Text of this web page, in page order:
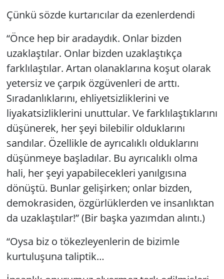
Çünkü sözde kurtarıcılar da ezenlerdendi
“Önce hep bir aradaydık. Onlar bizden
uzaklaştılar. Onlar bizden uzaklaştıkça
farklılaştılar. Artan olanaklarına koşut olarak
yetersiz ve çarpık özgüvenleri de arttı.
Sıradanlıklarını, ehliyetsizliklerini ve
liyakatsizliklerini unuttular. Ve farklılaştıklarını
düşünerek, her şeyi bilebilir olduklarını
sandılar. Özellikle de ayrıcalıklı olduklarını
düşünmeye başladılar. Bu ayrıcalıklı olma
hali, her şeyi yapabilecekleri yanılgısına
dönüştü. Bunlar gelişirken; onlar bizden,
demokrasiden, özgürlüklerden ve insanlıktan
da uzaklaştılar!” (Bir başka yazımdan alıntı.)
“Oysa biz o tökezleyenlerin de bizimle
kurtuluşuna taliptik…